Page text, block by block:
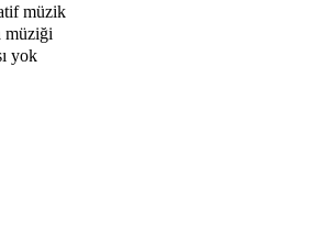
müzik
müziği
yok